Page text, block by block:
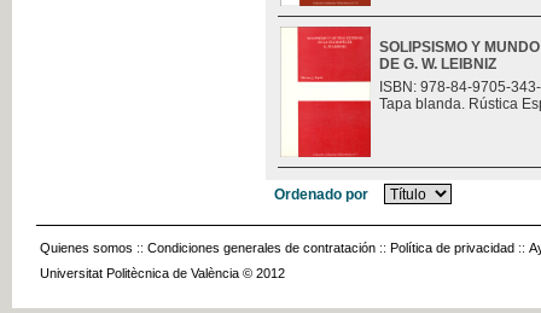
SOLIPSISMO Y
DE G. W. LEIBNIZ
ISBN: 978-84-9705-
Tapa blanda. Rústica
Ordenado por
Quienes somos :: Condiciones generales de contratación :: Política de privacidad ::
Universitat Politècnica de València © 2012